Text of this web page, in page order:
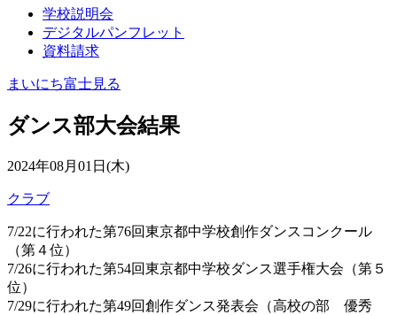
学校説明会
デジタルパンフレット
資料請求
まいにち富士見る
ダンス部大会結果
2024年08月01日(木)
クラブ
7/22に行われた第76回東京都中学校創作ダンスコンクール
（第４位）
7/26に行われた第54回東京都中学校ダンス選手権大会（第５
位）
7/29に行われた第49回創作ダンス発表会（高校の部 優秀